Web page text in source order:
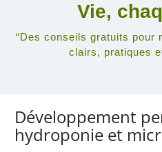
Vie,
“Des conseils gratuits pour
clairs, pratiques
Développement
hydroponie et